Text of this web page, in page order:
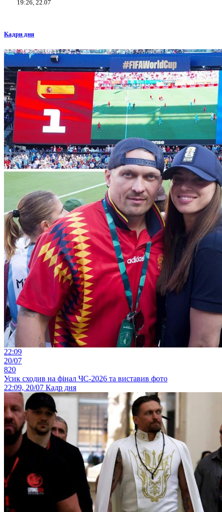
19:26, 22.07
Кадри дня
22:09
20/07
820
Усик сходив на фінал ЧС-2026 та виставив фото
22:09, 20/07 Кадр дня